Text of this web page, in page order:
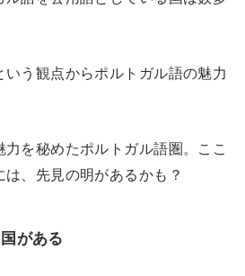
いう観点からポルトガル語の魅力
力を秘めたポルトガル語圏。ここ
、先見の明があるかも？
がある